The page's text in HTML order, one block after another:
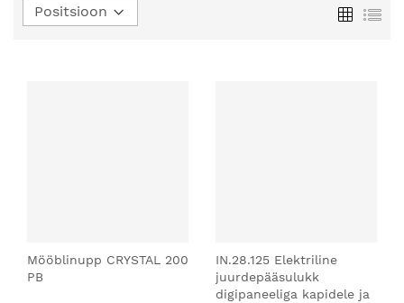
Mööblinupp CRYSTAL 200
PB
IN.28.125 Elektriline
juurdepääsulukk
digipaneeliga kapidele ja